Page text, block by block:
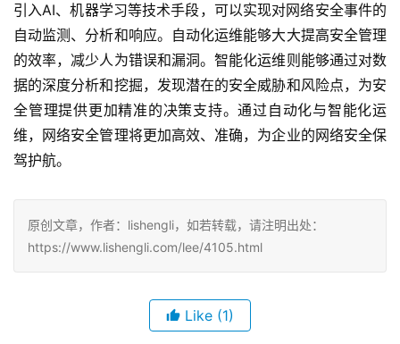
引入AI、机器学习等技术手段，可以实现对网络安全事件的
自动监测、分析和响应。自动化运维能够大大提高安全管理
的效率，减少人为错误和漏洞。智能化运维则能够通过对数
据的深度分析和挖掘，发现潜在的安全威胁和风险点，为安
全管理提供更加精准的决策支持。通过自动化与智能化运
维，网络安全管理将更加高效、准确，为企业的网络安全保
驾护航。
原创文章，作者：lishengli，如若转载，请注明出处：
https://www.lishengli.com/lee/4105.html
Like (1)